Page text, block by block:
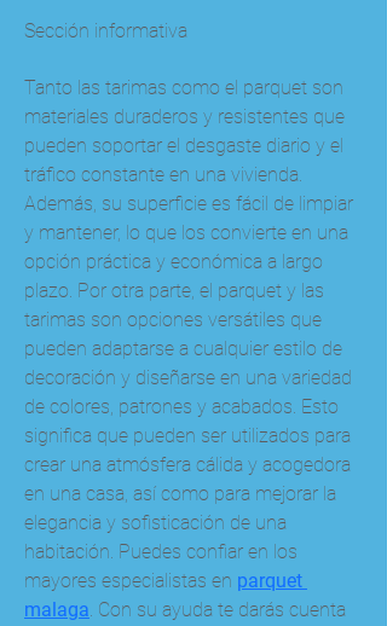
Sección informativa
Tanto las tarimas como el parquet son
materiales duraderos y resistentes que
pueden soportar el desgaste diario y el
tráfico constante en una vivienda.
Además, su superficie es fácil de limpiar
y mantener, lo que los convierte en una
opción práctica y económica a largo
plazo. Por otra parte, el parquet y las
tarimas son opciones versátiles que
pueden adaptarse a cualquier estilo de
decoración y diseñarse en una variedad
de colores, patrones y acabados. Esto
significa que pueden ser utilizados para
crear una atmósfera cálida y acogedora
en una casa, así como para mejorar la
elegancia y sofisticación de una
habitación. Puedes confiar en los
mayores especialistas en parquet
malaga. Con su ayuda te darás cuenta